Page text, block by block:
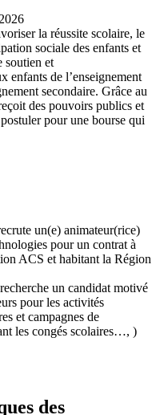
la réussite scolaire, le
sociale des enfants et
soutien et
enfants de l’enseignement
secondaire. Grâce au
des pouvoirs publics et
pour une bourse qui
un(e) animateur(rice)
pour un contrat à
ACS et habitant la Région
un candidat motivé
pour les activités
et campagnes de
les congés scolaires…, )
des